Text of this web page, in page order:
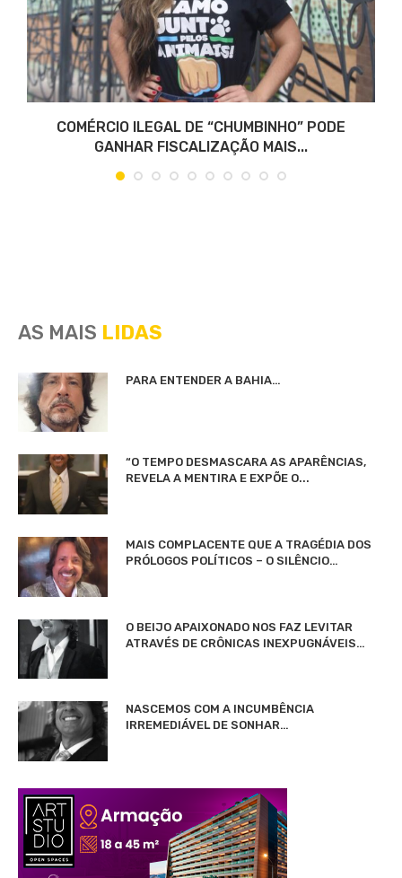
COMÉRCIO ILEGAL DE “CHUMBINHO” PODE
GANHAR FISCALIZAÇÃO MAIS...
AS MAIS LIDAS
PARA ENTENDER A BAHIA…
“O TEMPO DESMASCARA AS APARÊNCIAS,
REVELA A MENTIRA E EXPÕE O...
MAIS COMPLACENTE QUE A TRAGÉDIA DOS
PRÓLOGOS POLÍTICOS – O SILÊNCIO…
O BEIJO APAIXONADO NOS FAZ LEVITAR
ATRAVÉS DE CRÔNICAS INEXPUGNÁVEIS…
NASCEMOS COM A INCUMBÊNCIA
IRREMEDIÁVEL DE SONHAR…